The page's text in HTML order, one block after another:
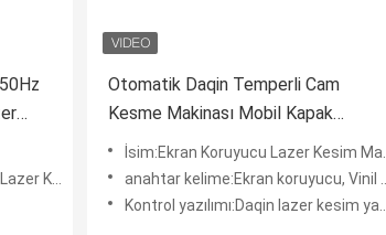
Kesici
Otomatik Daqin Temperli Cam
Kesme Makinası Mobil Kapak
Sticker Tasarımı 30KG
İsim:Ekran Koruyucu Lazer Kesim Makinası
anahtar kelime:Ekran koruyucu, Vinil çıkartmalar
Kontrol yazılımı:Daqin lazer kesim yazılımı